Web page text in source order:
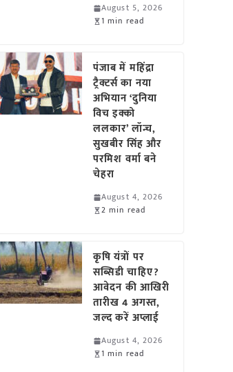
August 5, 2026
1 min read
पंजाब में महिंद्रा
ट्रैक्टर्स का नया
अभियान ‘दुनिया
विच इक्को
ललकार’ लॉन्च,
सुखबीर सिंह और
परमिश वर्मा बने
चेहरा
August 4, 2026
2 min read
कृषि यंत्रों पर
सब्सिडी चाहिए?
आवेदन की आखिरी
तारीख 4 अगस्त,
जल्द करें अप्लाई
August 4, 2026
1 min read